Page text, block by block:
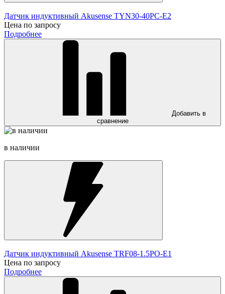
Датчик индуктивный Akusense TYN30-40PC-E2
Цена по запросу
Подробнее
Добавить в
сравнение
в наличии
Датчик индуктивный Akusense TRF08-1.5PO-E1
Цена по запросу
Подробнее